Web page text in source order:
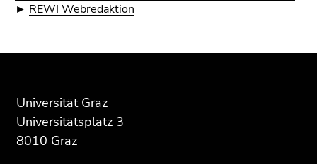
► REWI Webredaktion
Seitenbereichs:
Zusatzinformationen:
Universität Graz
Universitätsplatz 3
8010 Graz
Seitenbereichs.
Übersicht
Seitenbereichs.
Übersicht